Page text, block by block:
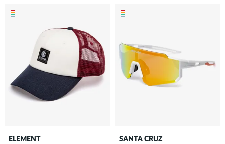
ELEMENT
SANTA CRUZ